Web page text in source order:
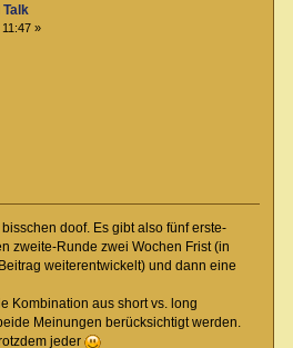
»
doof. Es gibt also fünf erste-
zweite-Runde zwei Wochen Frist (in
weiterentwickelt) und dann eine
Kombination aus short vs. long
Meinungen berücksichtigt werden.
jeder